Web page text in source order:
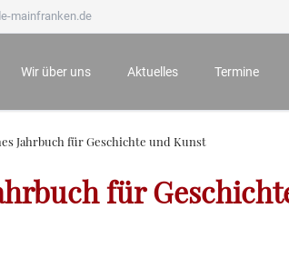
mainfranken.de
Wir über uns
Unsere Ehrenmitglieder
Aktuelles
Würzburg zur Zeit Mozarts -
Termine
Jahrbuch für Geschichte und Kunst
für